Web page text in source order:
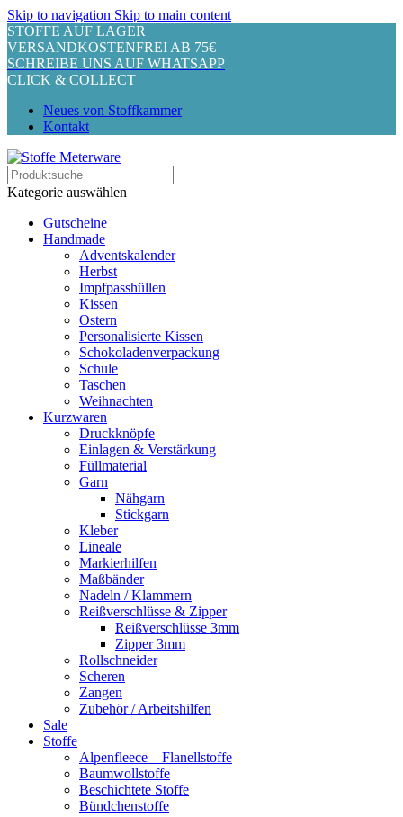
Skip to navigation Skip to main content
STOFFE AUF LAGER
VERSANDKOSTENFREI AB 75€
SCHREIBE UNS AUF WHATSAPP
CLICK & COLLECT
Neues von Stoffkammer
Kontakt
Kategorie auswählen
Gutscheine
Handmade
Adventskalender
Herbst
Impfpasshüllen
Kissen
Ostern
Personalisierte Kissen
Schokoladenverpackung
Schule
Taschen
Weihnachten
Kurzwaren
Druckknöpfe
Einlagen & Verstärkung
Füllmaterial
Garn
Nähgarn
Stickgarn
Kleber
Lineale
Markierhilfen
Maßbänder
Nadeln / Klammern
Reißverschlüsse & Zipper
Reißverschlüsse 3mm
Zipper 3mm
Rollschneider
Scheren
Zangen
Zubehör / Arbeitshilfen
Sale
Stoffe
Alpenfleece – Flanellstoffe
Baumwollstoffe
Beschichtete Stoffe
Bündchenstoffe